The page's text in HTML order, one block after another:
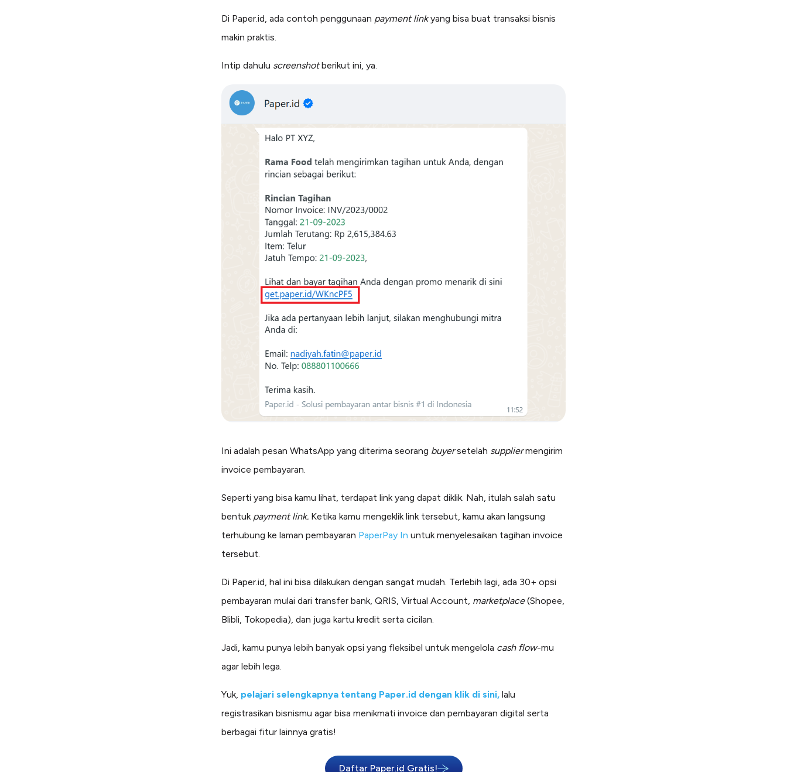
Di Paper.id, ada contoh penggunaan payment linkyang bisa buat transaksi bisnis
makin praktis.
Intip dahulu screenshotberikut ini, ya.
Ini adalah pesan WhatsApp yang diterima seorang buyersetelah suppliermengirim
invoice pembayaran.
Seperti yang bisa kamu lihat, terdapat link yang dapat diklik. Nah, itulah salah satu
bentuk payment link. Ketika kamu mengeklik link tersebut, kamu akan langsung
terhubung ke laman pembayaran PaperPay In untuk menyelesaikan tagihan invoice
tersebut.
Di Paper.id, hal ini bisa dilakukan dengan sangat mudah. Terlebih lagi, ada 30+ opsi
pembayaran mulai dari transfer bank, QRIS, Virtual Account, marketplace(Shopee,
Blibli, Tokopedia), dan juga kartu kredit serta cicilan.
Jadi, kamu punya lebih banyak opsi yang fleksibel untuk mengelola cash flow-mu
agar lebih lega.
Yuk, pelajari selengkapnya tentang Paper.id dengan klik di sini, lalu
registrasikan bisnismu agar bisa menikmati invoice dan pembayaran digital serta
berbagai fitur lainnya gratis!
Daftar Paper.id Gratis!